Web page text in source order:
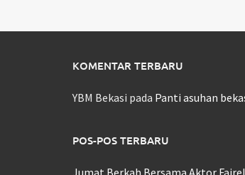
KOMENTAR TERBARU
YBM Bekasi pada Panti asuhan
POS-POS TERBARU
Jumat Berkah Bersama Aktor